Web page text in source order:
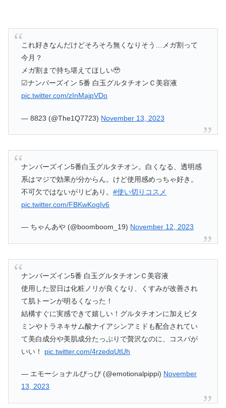
これ好きなんだけどそろそろ無くなりそう…メガ割って
今月？
メガ割まで持ち堪えてほしい🥹
☑︎ナンバーズイン 5番 白玉グルタチオンＣ美容液
pic.twitter.com/zInMajpVDo
— 8823 (@The1Q7723) November 13, 2023
ナンバーズイン5番白玉グルタチオン。白くなる、透明感
系はマジで効果が分からん。けど使用感めっちゃ好き。
不可欠ではないがリピあり。#使い切りコスメ
pic.twitter.com/FBKwKogIv6
— ちゃんあや (@boomboom_19) November 12, 2023
ナンバーズイン5番 白玉グルタチオンＣ美容液
使用した翌日は化粧ノリが良くなり、くすみが改善され
て肌トーンが明るくなった！
結構すぐに実感できて嬉しい！グルタチオンに加えビタ
ミンやトラネキサム酸ナイアシンアミドも配合されてい
て美白成分や美肌成分たっぷりで贅沢なのに、コスパが
いい！ pic.twitter.com/4rzedqUtUh
— エモーショナルぴっぴ (@emotionalpippi) November
13, 2023